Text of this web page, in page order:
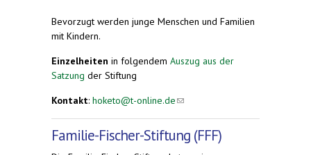
Bevorzugt werden junge Menschen und Familien
mit Kindern.
Einzelheiten in folgendem Auszug aus der
Satzung der Stiftung
Kontakt: hoketo@t-online.de(link sends e-mail)
Familie-Fischer-Stiftung (FFF)